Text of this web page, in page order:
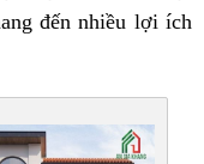
đến nhiều lợi ích